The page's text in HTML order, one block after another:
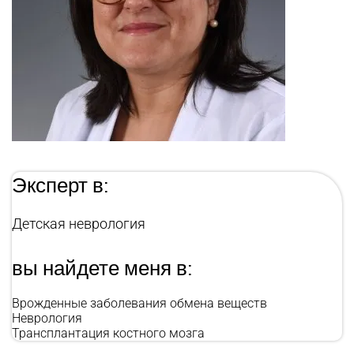
Эксперт в:
Детская неврология
вы найдете меня в:
Врожденные заболевания обмена веществ
Неврология
Трансплантация костного мозга